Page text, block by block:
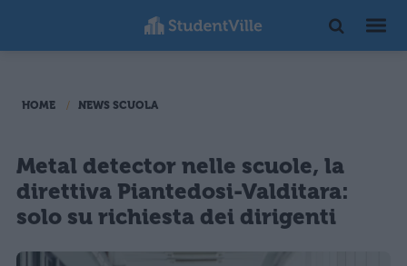
HOME NEWS SCUOLA
Metal detector nelle scuole, la
direttiva Piantedosi-Valditara:
solo su richiesta dei dirigenti